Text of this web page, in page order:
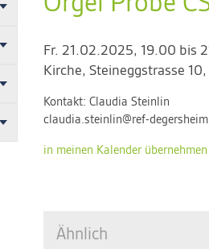
Fr. 21.02.2025, 19.00 bis
Kirche, Steineggstrasse
Kontakt: Claudia Steinlin
claudia.steinlin@ref-
in meinen Kalender übernehmen
Ähnlich